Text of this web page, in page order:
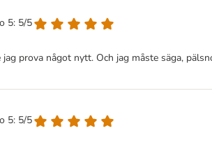
5: 5/5
prova något nytt. Och jag måste säga,
5: 5/5